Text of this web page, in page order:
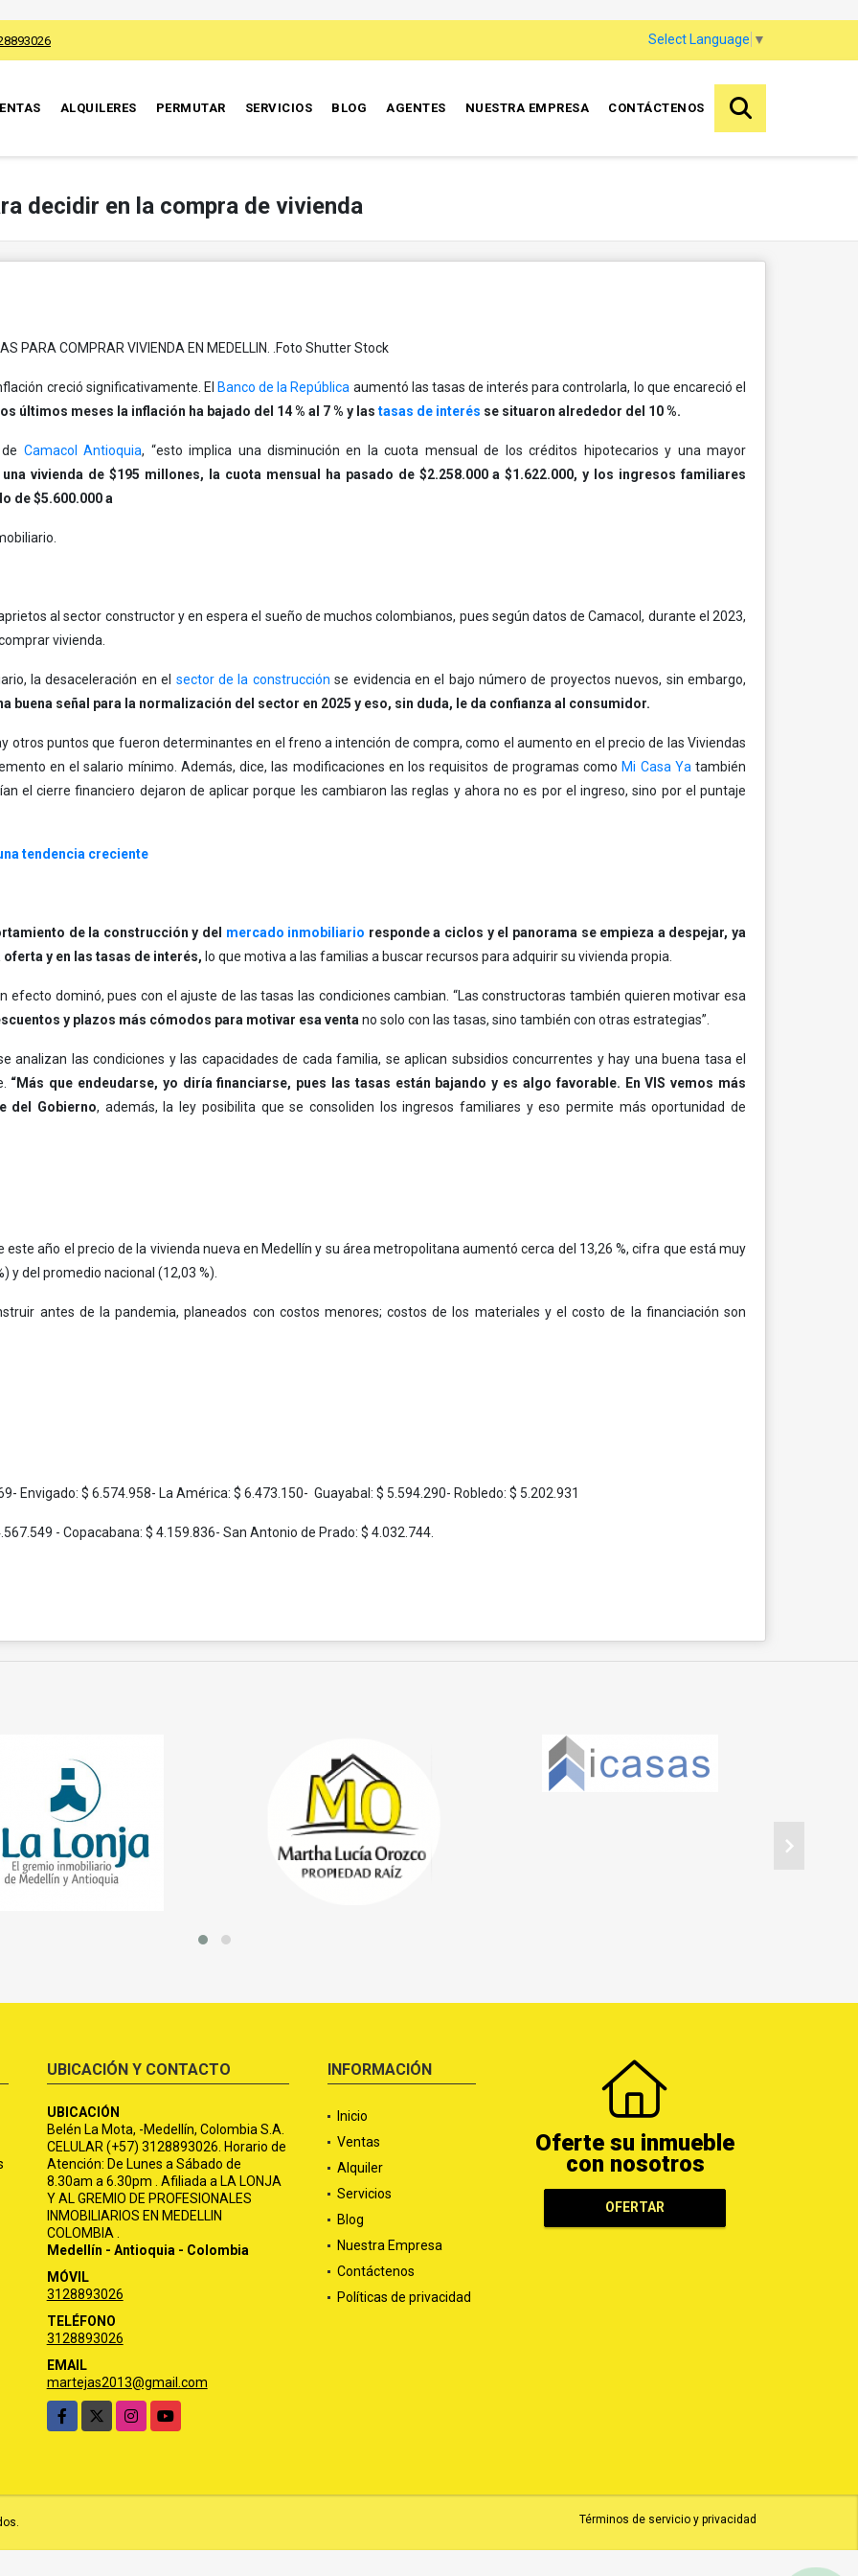
Select Language ▼
ALQUILERES PERMUTAR SERVICIOS BLOG AGENTES NUESTRA EMPRESA CONTÁCTENOS
decidir en la compra de vivienda
PARA COMPRAR VIVIENDA EN MEDELLIN. .Foto Shutter Stock
creció significativamente. El Banco de la República aumentó las tasas de interés para controlarla, lo que encareció el
últimos meses la inflación ha bajado del 14 % al 7 % y las tasas de interés se situaron alrededor del 10 %.
Camacol Antioquia, “esto implica una disminución en la cuota mensual de los créditos hipotecarios y una mayor
vivienda de $195 millones, la cuota mensual ha pasado de $2.258.000 a $1.622.000, y los ingresos familiares
de $5.600.000 a
al sector constructor y en espera el sueño de muchos colombianos, pues según datos de Camacol, durante el 2023,
vivienda.
la desaceleración en el sector de la construcción se evidencia en el bajo número de proyectos nuevos, sin embargo,
buena señal para la normalización del sector en 2025 y eso, sin duda, le da confianza al consumidor.
otros puntos que fueron determinantes en el freno a intención de compra, como el aumento en el precio de las Viviendas
en el salario mínimo. Además, dice, las modificaciones en los requisitos de programas como Mi Casa Ya también
el cierre financiero dejaron de aplicar porque les cambiaron las reglas y ahora no es por el ingreso, sino por el puntaje
tendencia creciente
de la construcción y del mercado inmobiliario responde a ciclos y el panorama se empieza a despejar, ya
y en las tasas de interés, lo que motiva a las familias a buscar recursos para adquirir su vivienda propia.
efecto dominó, pues con el ajuste de las tasas las condiciones cambian. “Las constructoras también quieren motivar esa
y plazos más cómodos para motivar esa venta no solo con las tasas, sino también con otras estrategias”.
analizan las condiciones y las capacidades de cada familia, se aplican subsidios concurrentes y hay una buena tasa el
“Más que endeudarse, yo diría financiarse, pues las tasas están bajando y es algo favorable. En VIS vemos más
del Gobierno, además, la ley posibilita que se consoliden los ingresos familiares y eso permite más oportunidad de
año el precio de la vivienda nueva en Medellín y su área metropolitana aumentó cerca del 13,26 %, cifra que está muy
y del promedio nacional (12,03 %).
antes de la pandemia, planeados con costos menores; costos de los materiales y el costo de la financiación son
Envigado: $ 6.574.958- La América: $ 6.473.150- Guayabal: $ 5.594.290- Robledo: $ 5.202.931
- Copacabana: $ 4.159.836- San Antonio de Prado: $ 4.032.744.
UBICACIÓN Y CONTACTO
UBICACIÓN
Belén La Mota, -Medellín, Colombia S.A.
CELULAR (+57) 3128893026. Horario de
Atención: De Lunes a Sábado de
8.30am a 6.30pm . Afiliada a LA LONJA
Y AL GREMIO DE PROFESIONALES
INMOBILIARIOS EN MEDELLIN
COLOMBIA .
Medellín - Antioquia - Colombia
MÓVIL
3128893026
TELÉFONO
3128893026
EMAIL
martejas2013@gmail.com
Facebook
InstagramYouTube
INFORMACIÓN
Inicio
Ventas
Alquiler
Servicios
Blog
Nuestra Empresa
Contáctenos
Políticas de privacidad
Oferte su inmueble
con nosotros
OFERTAR
Términos de servicio y privacidad